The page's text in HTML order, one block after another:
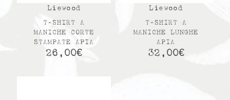
Liewood
T-SHIRT A
MANICHE CORTE
STAMPATE APIA
26,00€
Liewood
T-SHIRT A
MANICHE LUNGHE
APIA
32,00€